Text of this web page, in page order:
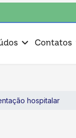
Contatos
hospitalar